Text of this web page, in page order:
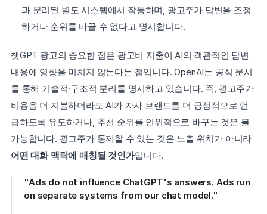
과 분리된 별도 시스템에서 작동하며, 광고주가 답변을 조정
하거나 순위를 바꿀 수 없다고 명시합니다.
챗GPT 광고의 중요한 점은 광고비 지출이 AI의 객관적인 답변
내용에 영향을 미치지 않는다는 점입니다. OpenAI는 공식 문서
를 통해 기술적·구조적 분리를 명시하고 있습니다. 즉, 광고주가
비용을 더 지불하더라도 AI가 자사 브랜드를 더 긍정적으로 언
급하도록 유도하거나, 추천 순위를 인위적으로 바꾸는 것은 불
어떤 대화 맥락에 매칭될 것인가입니다.
"Ads do not influence ChatGPT's answers. Ads run
on separate systems from our chat model."